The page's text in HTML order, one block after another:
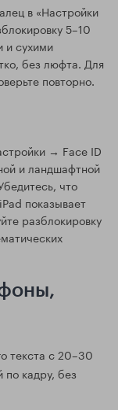
в «Настройки
5–10
и сухими
без люфта. Для
повторно.
→ Face ID
и ландшафтной
что
показывает
разблокировку
текста с 20–30
кадру, без